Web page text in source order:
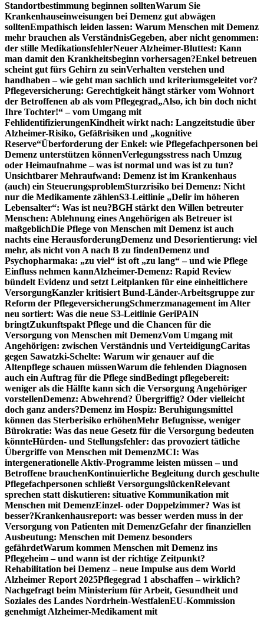
Standortbestimmung beginnen solltenWarum Sie
Krankenhauseinweisungen bei Demenz gut abwägen
solltenEmpathisch leiden lassen: Warum Menschen mit Demenz
mehr brauchen als VerständnisGegeben, aber nicht genommen:
der stille MedikationsfehlerNeuer Alzheimer-Bluttest: Kann
man damit den Krankheitsbeginn vorhersagen?Enkel betreuen
scheint gut fürs Gehirn zu seinVerhalten verstehen und
handhaben – wie geht man sachlich und kriteriumsgeleitet vor?
Pflegeversicherung: Gerechtigkeit hängt stärker vom Wohnort
der Betroffenen ab als vom Pflegegrad„Also, ich bin doch nicht
Ihre Tochter!“ – vom Umgang mit
FehlidentifizierungenKindheit wirkt nach: Langzeitstudie über
Alzheimer-Risiko, Gefäßrisiken und „kognitive
Reserve“Überforderung der Enkel: wie Pflegefachpersonen bei
Demenz unterstützen könnenVerlegungsstress nach Umzug
oder Heimaufnahme – was ist normal und was ist zu tun?
Unsichtbarer Mehraufwand: Demenz ist im Krankenhaus
(auch) ein SteuerungsproblemSturzrisiko bei Demenz: Nicht
nur die Medikamente zählenS3-Leitlinie „Delir im höheren
Lebensalter“: Was ist neu?BGH stärkt den Willen betreuter
Menschen: Ablehnung eines Angehörigen als Betreuer ist
maßgeblichDie Pflege von Menschen mit Demenz ist auch
nachts eine HerausforderungDemenz und Desorientierung: viel
mehr, als nicht von A nach B zu findenDemenz und
Psychopharmaka: „zu viel“ ist oft „zu lang“ – und wie Pflege
Einfluss nehmen kannAlzheimer-Demenz: Rapid Review
bündelt Evidenz und setzt Leitplanken für eine einheitlichere
VersorgungKanzler kritisiert Bund-Länder-Arbeitsgruppe zur
Reform der PflegeversicherungSchmerzmanagement im Alter
neu sortiert: Was die neue S3-Leitlinie GeriPAIN
bringtZukunftspakt Pflege und die Chancen für die
Versorgung von Menschen mit DemenzVom Umgang mit
Angehörigen: zwischen Verständnis und VerteidigungCaritas
gegen Sawatzki-Schelte: Warum wir genauer auf die
Altenpflege schauen müssenWarum die fehlenden Diagnosen
auch ein Auftrag für die Pflege sindBedingt pflegebereit:
weniger als die Hälfte kann sich die Versorgung Angehöriger
vorstellenDemenz: Abwehrend? Übergriffig? Oder vielleicht
doch ganz anders?Demenz im Hospiz: Beruhigungsmittel
können das Sterberisiko erhöhenMehr Befugnisse, weniger
Bürokratie: Was das neue Gesetz für die Versorgung bedeuten
könnteHürden- und Stellungsfehler: das provoziert tätliche
Übergriffe von Menschen mit DemenzMCI: Was
intergenerationelle Aktiv-Programme leisten müssen – und
Betroffene brauchenKontinuierliche Begleitung durch geschulte
Pflegefachpersonen schließt VersorgungslückenRelevant
sprechen statt diskutieren: situative Kommunikation mit
Menschen mit DemenzEinzel- oder Doppelzimmer? Was ist
besser?Krankenhausreport: was besser werden muss in der
Versorgung von Patienten mit DemenzGefahr der finanziellen
Ausbeutung: Menschen mit Demenz besonders
gefährdetWarum kommen Menschen mit Demenz ins
Pflegeheim – und wann ist der richtige Zeitpunkt?
Rehabilitation bei Demenz – neue Impulse aus dem World
Alzheimer Report 2025Pflegegrad 1 abschaffen – wirklich?
Nachgefragt beim Ministerium für Arbeit, Gesundheit und
Soziales des Landes Nordrhein-WestfalenEU-Kommission
genehmigt Alzheimer-Medikament mit